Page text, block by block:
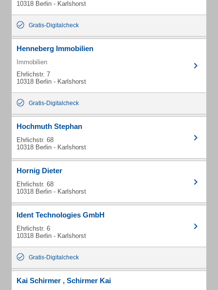
10318 Berlin - Karlshorst
Gratis-Digitalcheck
Henneberg Immobilien
Immobilien
Ehrlichstr. 7
10318 Berlin - Karlshorst
Gratis-Digitalcheck
Hochmuth Stephan
Ehrlichstr. 68
10318 Berlin - Karlshorst
Hornig Dieter
Ehrlichstr. 68
10318 Berlin - Karlshorst
Ident Technologies GmbH
Ehrlichstr. 6
10318 Berlin - Karlshorst
Gratis-Digitalcheck
Kai Schirmer , Schirmer Kai